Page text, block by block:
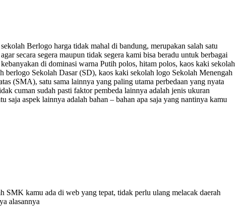
Berlogo harga tidak mahal di bandung, merupakan salah satu
secara segera maupun tidak segera kami bisa beradu untuk berbagai
di dominasi warna Putih polos, hitam polos, kaos kaki sekolah
berlogo Sekolah Dasar (SD), kaos kaki sekolah logo Sekolah Menengah
(SMA), satu sama lainnya yang paling utama perbedaan yang nyata
cuman sudah pasti faktor pembeda lainnya adalah jenis ukuran
aspek lainnya adalah bahan – bahan apa saja yang nantinya kamu
SMK kamu ada di web yang tepat, tidak perlu ulang melacak daerah
alasannya